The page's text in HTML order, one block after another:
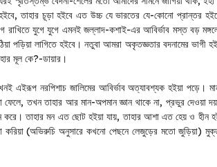
তাহার চূড়া হইবে এত উচ্চ যে ভারতের যে-কোনো প্রান্তর
রাখিতে যুগে যুগে এমনই জল্লাদ-কশাই-এর আবির্ভাব মস্ত বড়
পড়িয়া লাগিতে হইবে। নতুবা আমরা অকৃতজ্ঞতার বদনামের
মূল কে?-ডায়ার।
এইরূপ নরপিশাচ জালিমের আবির্ভাব অত্যাবশ্যক হইয়া পড়ে।
ফেলে, তখন তাহার আর মান-অপমান জ্ঞান থাকে না, প্রভুর দেওয়া
তাহার মন এত ছোট হইয়া যায়, তাহার আশা এত হেয় ও হীন
(অভিরুচি অনুসারে কখনো পেছনে লেজুড়ের মতো জুড়িয়া)